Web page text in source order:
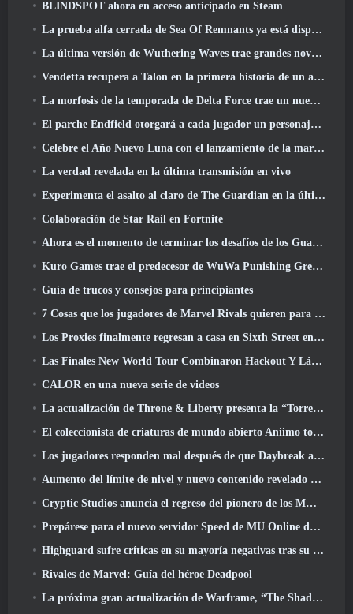
BLINDSPOT ahora en acceso anticipado en Steam
La prueba alfa cerrada de Sea Of Remnants ya está disponible
La última versión de Wuthering Waves trae grandes novedades y cambios en la calidad de vida
Vendetta recupera a Talon en la primera historia de un año de duración en Overwatch (Sin "2", Blizzard está dejando eso)
La morfosis de la temporada de Delta Force trae un nuevo mapa, Modos, Y mejoras solicitadas por los jugadores
El parche Endfield otorgará a cada jugador un personaje gratuito de seis estrellas de su elección
Celebre el Año Nuevo Luna con el lanzamiento de la maravilla invernal de Palia: Actualización de Año Nuevo de Riffrocin
La verdad revelada en la última transmisión en vivo
Experimenta el asalto al claro de The Guardian en la última actualización de Guild Wars 2 que comienza hoy
Colaboración de Star Rail en Fortnite
Ahora es el momento de terminar los desafíos de los Guardianes de la Llama en Path Of Exile durante Legacy Of Phrecia
Kuro Games trae el predecesor de WuWa Punishing Grey Raven a Steam
Guía de trucos y consejos para principiantes
7 Cosas que los jugadores de Marvel Rivals quieren para el juego 2026
Los Proxies finalmente regresan a casa en Sixth Street en la versión de Zenless Zone Zero 2.6 Actualizar
Las Finales New World Tour Combinaron Hackout Y Láseres Orbitales
CALOR en una nueva serie de videos
La actualización de Throne & Liberty presenta la “Torre de la codicia” generada aleatoriamente
El coleccionista de criaturas de mundo abierto Aniimo toca las notas correctas
Los jugadores responden mal después de que Daybreak anunciara planes para saltarse las hojas de ruta de EverQuest y EQ2
Aumento del límite de nivel y nuevo contenido revelado en Phantasy Star Online 2: Corriente de onda titular de NGS
Cryptic Studios anuncia el regreso del pionero de los MMO Jack Emmert como director ejecutivo
Prepárese para el nuevo servidor Speed ​​de MU Online durante el evento previo
Highguard sufre críticas en su mayoría negativas tras su lanzamiento
Rivales de Marvel: Guía del héroe Deadpool
La próxima gran actualización de Warframe, “The Shadowgrapher” llegará en marzo